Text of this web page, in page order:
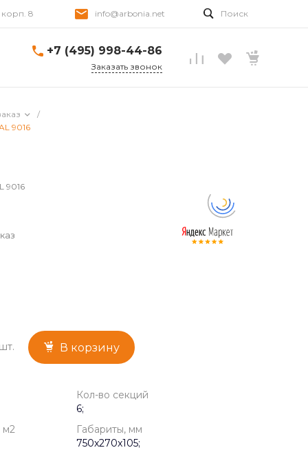
корп. 8 info@arbonia.net Поиск
+7 (495) 998-44-86
Заказать звонок
/
9016
9016
шт. В корзину
Кол-во секций
6;
м2
Габариты, мм
750x270x105;